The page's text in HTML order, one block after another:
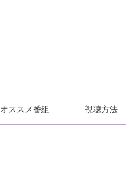
オススメ番組 視聴方法